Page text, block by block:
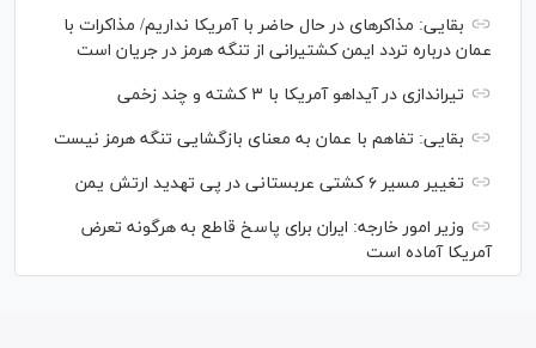
بقایی: مذاکره‎ای در حال حاضر با آمریکا نداریم/ مذاکرات با
عمان درباره تردد ایمن کشتیرانی از تنگه هرمز در جریان است
تیراندازی در آیداهو آمریکا با ۳ کشته و چند زخمی
بقایی: تفاهم با عمان به معنای بازگشایی تنگه هرمز نیست
تغییر مسیر ۶ کشتی عربستانی در پی تهدید ارتش یمن
وزیر امور خارجه: ایران برای پاسخ قاطع به هرگونه تعرض
آمریکا آماده است